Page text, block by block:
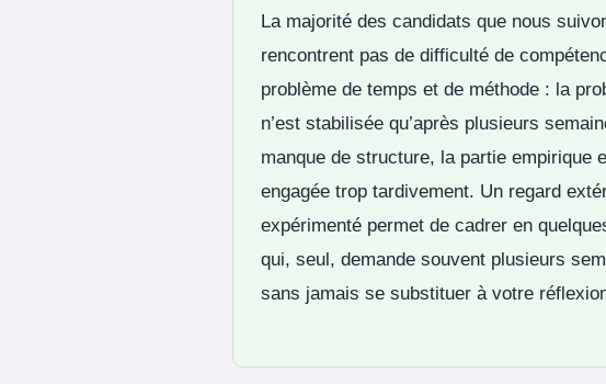
La majorité des candidats que nous
rencontrent pas de difficulté de
problème de temps et de méthode : la
n’est stabilisée qu’après plusieurs
manque de structure, la partie empirique
engagée trop tardivement. Un regard
expérimenté permet de cadrer en
qui, seul, demande souvent plusieurs
sans jamais se substituer à votre